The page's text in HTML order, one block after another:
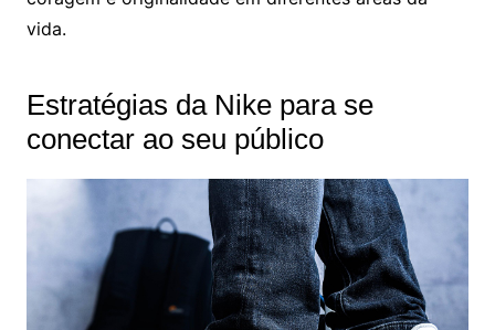
vida.
Estratégias da Nike para se
conectar ao seu público